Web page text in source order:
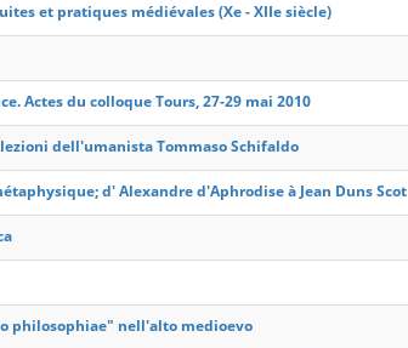
et pratiques médiévales (Xe - XIIe siècle)
Actes du colloque Tours, 27-29 mai 2010
dell'umanista Tommaso Schifaldo
d' Alexandre d'Aphrodise à Jean Duns Scot
philosophiae" nell'alto medioevo